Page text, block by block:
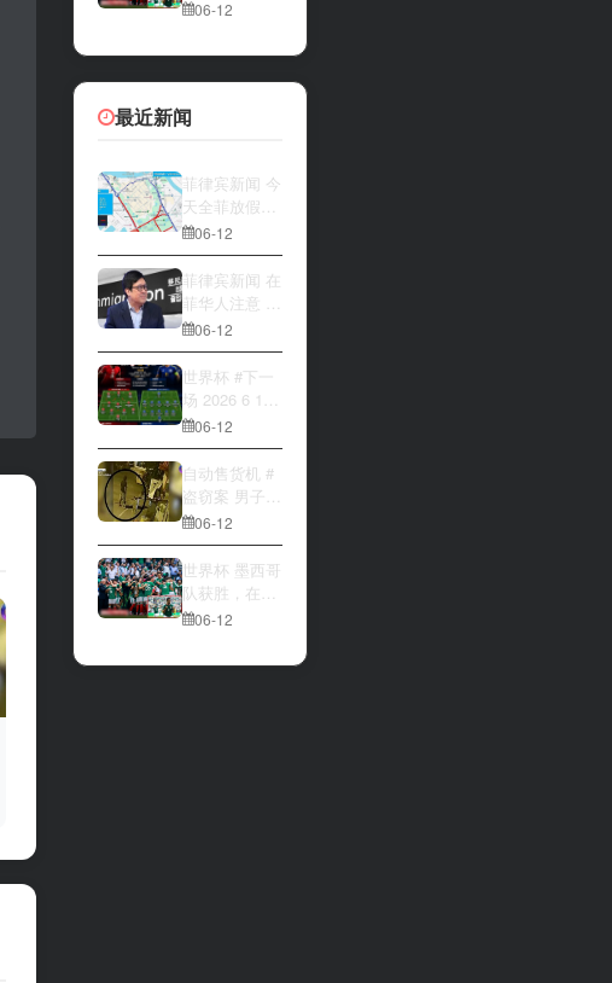
我们拭目以
场比赛中击败
06-12
最近新闻
菲律宾新闻 今
天全菲放假‼️
马尼拉多地封
路
06-12
菲律宾新闻 在
菲华人注意 近
期出现假冒移
民局执法人员
上门敲诈案
件，已有多人
举报中招
06-12
世界杯 #下一
场 2026 6 12
15:00整 加拿
大与波黑的较
量 究竟胜利的
天平会倾向哪
一方，是加拿
大借助主场优
势笑到最后，
还是波黑上演
逆袭好戏？让
我们拭目以
06-12
自动售货机 #
盗窃案 男子深
夜撬开自动售
货机，2000比
索硬币被一扫
而空
06-12
世界杯 墨西哥
队获胜，在首
场比赛中击败
06-12